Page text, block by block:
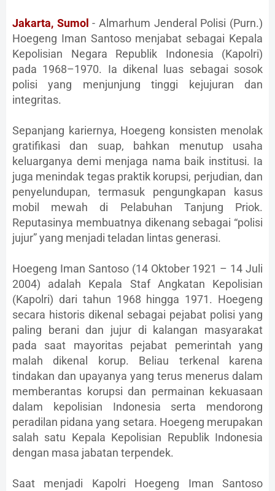
Jakarta, Sumol - Almarhum Jenderal Polisi (Purn.)
Hoegeng Iman Santoso menjabat sebagai Kepala
Kepolisian Negara Republik Indonesia (Kapolri)
pada 1968–1970. Ia dikenal luas sebagai sosok
polisi yang menjunjung tinggi kejujuran dan
integritas.
Sepanjang kariernya, Hoegeng konsisten menolak
gratifikasi dan suap, bahkan menutup usaha
keluarganya demi menjaga nama baik institusi. Ia
juga menindak tegas praktik korupsi, perjudian, dan
penyelundupan, termasuk pengungkapan kasus
mobil mewah di Pelabuhan Tanjung Priok.
Reputasinya membuatnya dikenang sebagai “polisi
jujur” yang menjadi teladan lintas generasi.
Hoegeng Iman Santoso (14 Oktober 1921 – 14 Juli
2004) adalah Kepala Staf Angkatan Kepolisian
(Kapolri) dari tahun 1968 hingga 1971. Hoegeng
secara historis dikenal sebagai pejabat polisi yang
paling berani dan jujur di kalangan masyarakat
pada saat mayoritas pejabat pemerintah yang
malah dikenal korup. Beliau terkenal karena
tindakan dan upayanya yang terus menerus dalam
memberantas korupsi dan permainan kekuasaan
dalam kepolisian Indonesia serta mendorong
peradilan pidana yang setara. Hoegeng merupakan
salah satu Kepala Kepolisian Republik Indonesia
dengan masa jabatan terpendek.
Saat menjadi Kapolri Hoegeng Iman Santoso